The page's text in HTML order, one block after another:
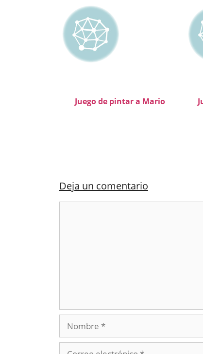
Juego de pintar a Mario
Deja un comentario
Nombre